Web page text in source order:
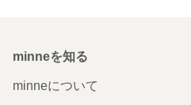
minneを知る
minneについて